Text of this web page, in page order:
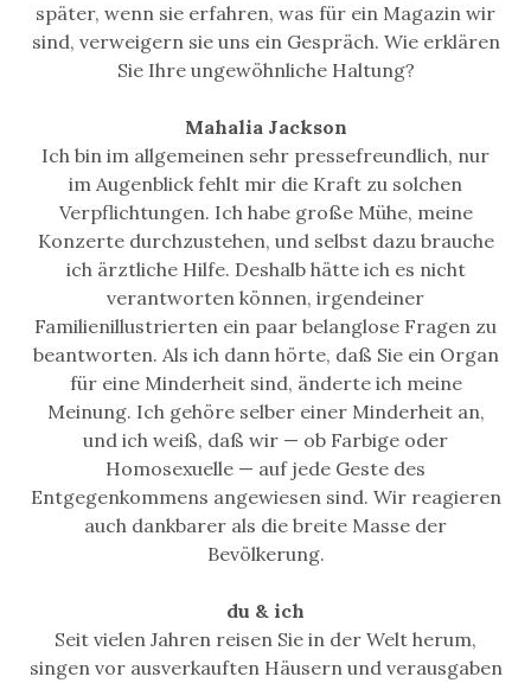
später, wenn sie erfahren, was für ein Magazin wir
sind, verweigern sie uns ein Gespräch. Wie erklären
Sie Ihre ungewöhnliche Haltung?
Mahalia Jackson
Ich bin im allgemeinen sehr pressefreundlich, nur
im Augenblick fehlt mir die Kraft zu solchen
Verpflichtungen. Ich habe große Mühe, meine
Konzerte durchzustehen, und selbst dazu brauche
ich ärztliche Hilfe. Deshalb hätte ich es nicht
verantworten können, irgendeiner
Familienillustrierten ein paar belanglose Fragen zu
beantworten. Als ich dann hörte, daß Sie ein Organ
für eine Minderheit sind, änderte ich meine
Meinung. Ich gehöre selber einer Minderheit an,
und ich weiß, daß wir — ob Farbige oder
Homosexuelle — auf jede Geste des
Entgegenkommens angewiesen sind. Wir reagieren
auch dankbarer als die breite Masse der
Bevölkerung.
du & ich
Seit vielen Jahren reisen Sie in der Welt herum,
singen vor ausverkauften Häusern und verausgaben